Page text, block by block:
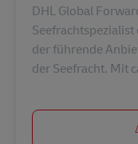
DHL Global
der führende
der Seefracht. Mit